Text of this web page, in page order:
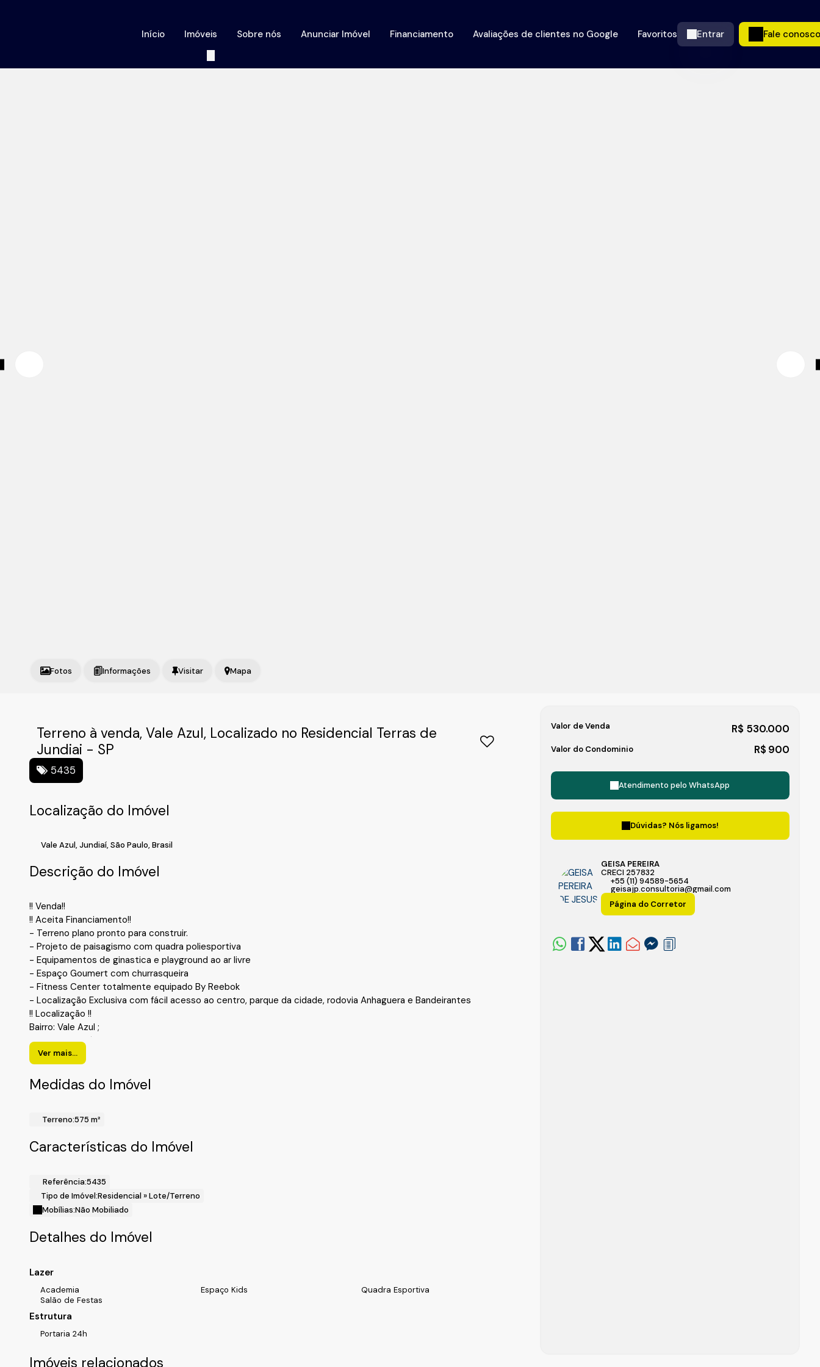
Fale conosco
Entrar
Favoritos
Avaliações de clientes no Google
Financiamento
Anunciar Imóvel
Sobre nós
Imóveis
Início
Fotos Mapa
Terreno à venda, Vale Azul, Localizado no Residencial Terras de
Jundiai - SP
5435
Localização do Imóvel
Vale Azul, Jundiaí, São Paulo, Brasil
Descrição do Imóvel
!! Venda!!
!! Aceita Financiamento!!
- Terreno plano pronto para construir.
- Projeto de paisagismo com quadra poliesportiva
- Equipamentos de ginastica e playground ao ar livre
- Espaço Goumert com churrasqueira
- Fitness Center totalmente equipado By Reebok
- Localização Exclusiva com fácil acesso ao centro, parque da cidade, rodovia Anhaguera e Bandeirantes
!! Localização !!
Bairro: Vale Azul ;
Cidade: Jundiaí-SP.
Realize o Seu Cadastro e Solicite Mais Informações e Horários de Agenda para a Visita.
Fale com a Fiveh Soluções Imobiliárias !!!
(11) 4492-7939 / (11) 9 3055-8033 (WhatsApp).
Ver mais...
Medidas do Imóvel
Terreno:575 m²
Características do Imóvel
Referência:5435
Tipo de Imóvel:Residencial »Lote/Terreno
Mobílias:Não Mobiliado
Detalhes do Imóvel
Lazer
Academia Espaço Kids
Quadra Esportiva
Salão de Festas
Estrutura
Portaria 24h
R$ 530.000
Valor de Venda
Valor do Condominio R$ 900
Atendimento pelo WhatsApp
Dúvidas? Nós ligamos!
GEISA PEREIRA
CRECI 257832
+55 (11) 94589-5654
geisajp.consultoria@gmail.com
Página do Corretor
Imóveis relacionados